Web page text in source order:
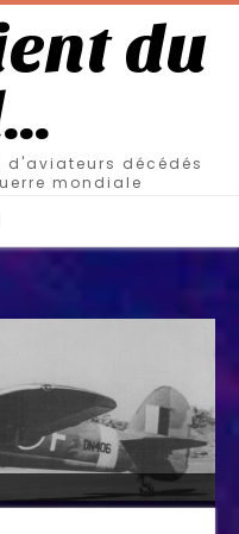
du
d'aviateurs décédés
mondiale